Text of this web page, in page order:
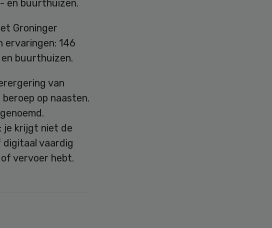
en buurthuizen.
Groninger
ervaringen: 146
buurthuizen.
van
op naasten.
je krijgt niet de
vaardig
vervoer hebt.